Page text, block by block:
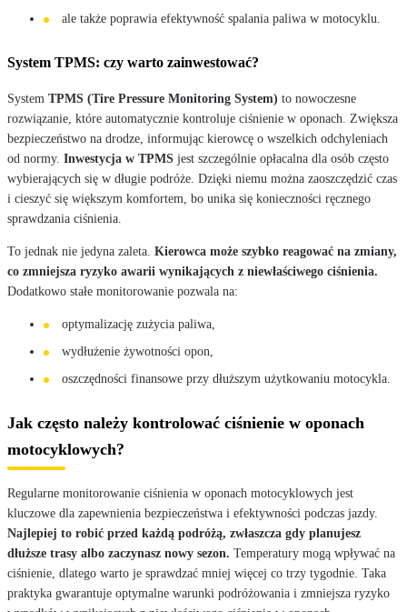
ale także poprawia efektywność spalania paliwa w motocyklu.
System TPMS: czy warto zainwestować?
System TPMS (Tire Pressure Monitoring System) to nowoczesne
rozwiązanie, które automatycznie kontroluje ciśnienie w oponach. Zwiększa
bezpieczeństwo na drodze, informując kierowcę o wszelkich odchyleniach
od normy. Inwestycja w TPMS jest szczególnie opłacalna dla osób często
wybierających się w długie podróże. Dzięki niemu można zaoszczędzić czas
i cieszyć się większym komfortem, bo unika się konieczności ręcznego
sprawdzania ciśnienia.
To jednak nie jedyna zaleta. Kierowca może szybko reagować na zmiany,
co zmniejsza ryzyko awarii wynikających z niewłaściwego ciśnienia.
Dodatkowo stałe monitorowanie pozwala na:
optymalizację zużycia paliwa,
wydłużenie żywotności opon,
oszczędności finansowe przy dłuższym użytkowaniu motocykla.
Jak często należy kontrolować ciśnienie w oponach
motocyklowych?
Regularne monitorowanie ciśnienia w oponach motocyklowych jest
kluczowe dla zapewnienia bezpieczeństwa i efektywności podczas jazdy.
Najlepiej to robić przed każdą podróżą, zwłaszcza gdy planujesz
dłuższe trasy albo zaczynasz nowy sezon. Temperatury mogą wpływać na
ciśnienie, dlatego warto je sprawdzać mniej więcej co trzy tygodnie. Taka
praktyka gwarantuje optymalne warunki podróżowania i zmniejsza ryzyko